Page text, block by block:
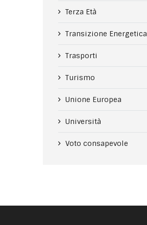
Terza Età
Transizione Energetica
Trasporti
Turismo
Unione Europea
Università
Voto consapevole